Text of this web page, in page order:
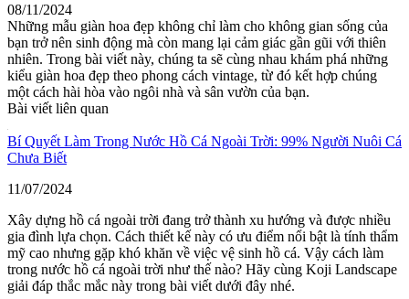
08/11/2024
Những mẫu giàn hoa đẹp không chỉ làm cho không gian sống của
bạn trở nên sinh động mà còn mang lại cảm giác gần gũi với thiên
nhiên. Trong bài viết này, chúng ta sẽ cùng nhau khám phá những
kiểu giàn hoa đẹp theo phong cách vintage, từ đó kết hợp chúng
một cách hài hòa vào ngôi nhà và sân vườn của bạn.
Bài viết liên quan
Bí Quyết Làm Trong Nước Hồ Cá Ngoài Trời: 99% Người Nuôi Cá
Chưa Biết
11/07/2024
Xây dựng hồ cá ngoài trời đang trở thành xu hướng và được nhiều
gia đình lựa chọn. Cách thiết kế này có ưu điểm nổi bật là tính thẩm
mỹ cao nhưng gặp khó khăn về việc vệ sinh hồ cá. Vậy cách làm
trong nước hồ cá ngoài trời như thế nào? Hãy cùng Koji Landscape
giải đáp thắc mắc này trong bài viết dưới đây nhé.